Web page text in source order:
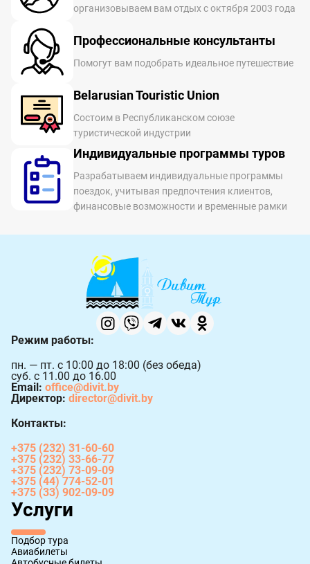
организовываем вам отдых с октября 2003 года
Профессиональные консультанты
Помогут вам подобрать идеальное путешествие
Belarusian Touristic Union
Состоим в Республиканском союзе
туристической индустрии
Индивидуальные программы туров
Разрабатываем индивидуальные программы
поездок, учитывая предпочтения клиентов,
финансовые возможности и временные рамки
Услуги
Подбор тура
Авиабилеты
Режим работы:
пн. — пт. с 10:00 до 18:00 (без обеда)
суб. с 11.00 до 16.00
Email: office@divit.by
Директор: director@divit.by
Контакты:
+375 (232) 31-60-60
+375 (232) 33-66-77
+375 (232) 73-09-09
+375 (44) 774-52-01
+375 (33) 902-09-09